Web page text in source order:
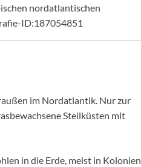
nordatlantischen
ID:187054851
im Nordatlantik. Nur zur
Steilküsten mit
in die Erde, meist in Kolonien